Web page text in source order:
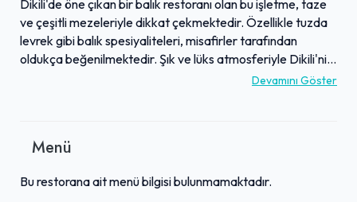
Dikili'de öne çıkan bir balık restoranı olan bu işletme, taze
ve çeşitli mezeleriyle dikkat çekmektedir. Özellikle tuzda
levrek gibi balık spesiyaliteleri, misafirler tarafından
oldukça beğenilmektedir. Şık ve lüks atmosferiyle Dikili'nin
genel kalitesine katkı sağlayan bu mekan, güler yüzlü,
harcanan her kuruşun karşılığını veren, Dikili'nin en başarılı
Devamını Göster
Menü
Bu restorana ait menü bilgisi bulunmamaktadır.